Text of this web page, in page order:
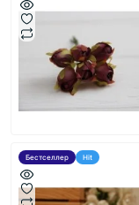
Бестселлер Hit